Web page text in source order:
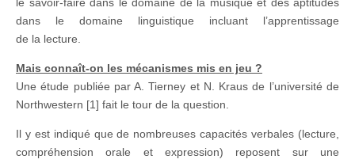
le savoir-faire dans le domaine de la musique et des aptitudes
dans le domaine linguistique incluant l’apprentissage
de la lecture.
Mais connaît-on les mécanismes mis en jeu ?
Une étude publiée par A. Tierney et N. Kraus de l’université de
Northwestern [1] fait le tour de la question.
Il y est indiqué que de nombreuses capacités verbales (lecture,
compréhension orale et expression) reposent sur une